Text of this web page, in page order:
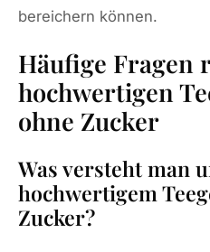
bereichern können.
Häufige Fragen
hochwertigen
ohne Zucker
Was versteht man
hochwertigem
Zucker?